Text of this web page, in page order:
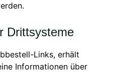
Drittsysteme
Links, erhält
Informationen über